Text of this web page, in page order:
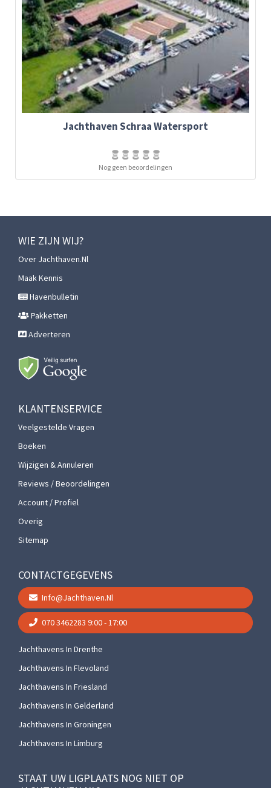
Jachthaven Schraa Watersport
Nog geen beoordelingen
WIE ZIJN WIJ?
Over Jachthaven.nl
Maak Kennis
Havenbulletin
Pakketten
Adverteren
KLANTENSERVICE
Veelgestelde Vragen
Boeken
Wijzigen & Annuleren
Reviews / Beoordelingen
Account / Profiel
Overig
Sitemap
CONTACTGEGEVENS
Info@jachthaven.nl
070 3462283 9:00 - 17:00
Jachthavens In Drenthe
Jachthavens In Flevoland
Jachthavens In Friesland
Jachthavens In Gelderland
Jachthavens In Groningen
Jachthavens In Limburg
STAAT UW LIGPLAATS NOG NIET OP